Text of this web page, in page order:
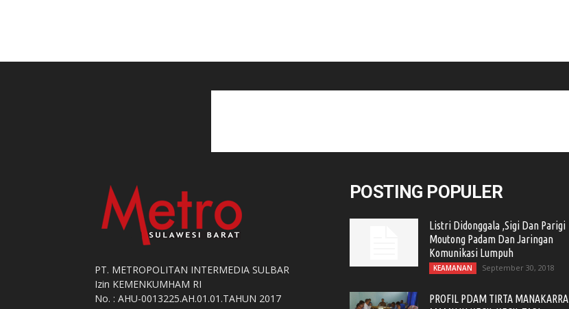
PT. METROPOLITAN INTERMEDIA SULBAR
Izin KEMENKUMHAM RI
No. : AHU-0013225.AH.01.01.TAHUN 2017
POSTING POPULER
Listri Didonggala ,Sigi Dan Parigi
Moutong Padam Dan Jaringan
Komunikasi Lumpuh
KEAMANAN September 30, 2018
PROFIL PDAM TIRTA MANAKARRA